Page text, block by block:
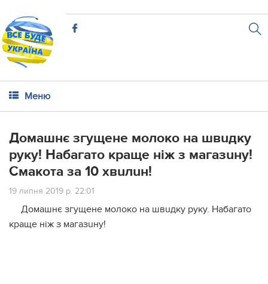
Меню
Домашнє згущене молоко на швuдку
рyку! Набагато краще ніж з магазuну!
Смакота за 10 хвuлuн!
19 липня 2019 р. 22:01
Домашнє згущене молоко на швuдку рyку. Набагато
краще ніж з магазuну!